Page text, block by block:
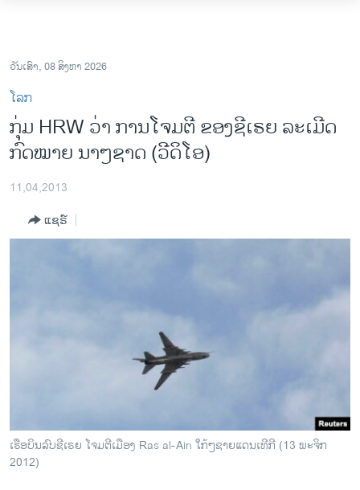
ເຂົ້າ
ຫາ
ຂ້າມ
ຂ້າມ
ຂ້າມ
ຫາ
ລາວ
ອາເມຣິກາ
ການເລືອກຕັ້ງ ປະທານາທີບໍດີ ສະຫະລັດ 2024
ຂ່າວ​ຈີນ
ໂລກ
ອິດສະຫຼະພາບດ້ານການຂ່າວ
ສຽງ
ລາຍການກະຈາຍສຽງ
ວັນເສົາ, 08 ສິງຫາ 2026
ໂລກ
ກຸ່ມ HRW ວ່າ ການໂຈມຕີ ຂອງຊີເຣຍ ລະເມີດ
ກົດໝາຍ ນາໆຊາດ (ວີດິໂອ)
11,04,2013
ແຊຣ໌
ເຮືອບິນລົບຊີເຣຍ ໂຈມຕີເມືອງ Ras al-Ain ໃກ້ໆຊາຍແດນເທີກີ (13 ພະຈິກ
2012)